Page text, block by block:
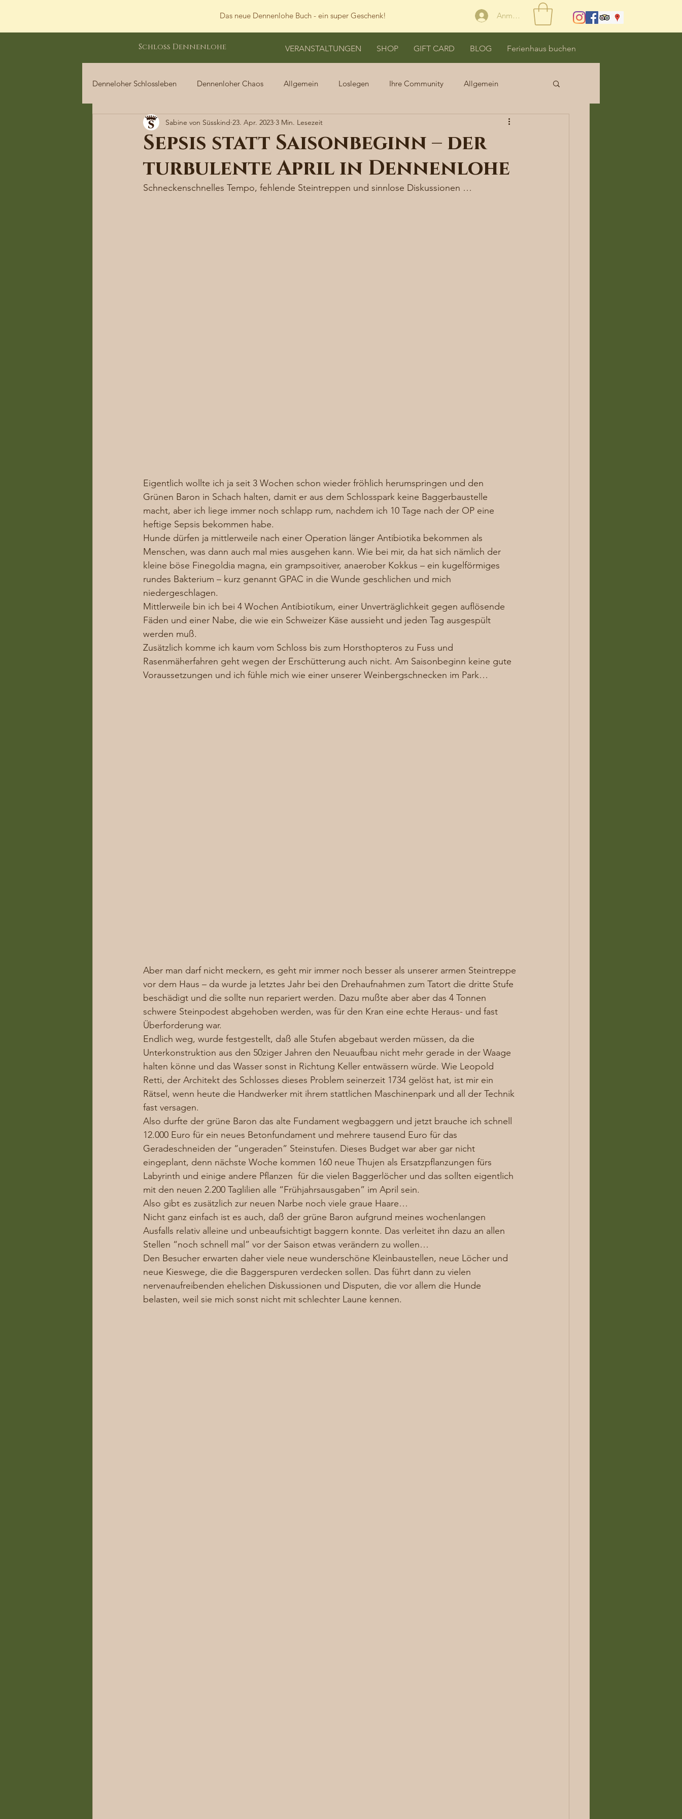
Das neue Dennenlohe Buch - ein super Geschenk! Anmelden
Schloss Dennenlohe VERANSTALTUNGEN SHOP GIFT CARD BLOG Ferienhaus buchen
Denneloher Schlossleben Dennenloher Chaos Allgemein Loslegen Ihre Community Allgemein
Dennenloher Schlossleben
Sepsis statt Saisonbeginn – der
turbulente April in Dennenlohe
Sabine von Süsskind 23. Apr. 2023 3 Min. Lesezeit
Schneckenschnelles Tempo, fehlende Steintreppen und sinnlose Diskussionen …
Eigentlich wollte ich ja seit 3 Wochen schon wieder fröhlich herumspringen und den
Grünen Baron in Schach halten, damit er aus dem Schlosspark keine Baggerbaustelle
macht, aber ich liege immer noch schlapp rum, nachdem ich 10 Tage nach der OP eine
heftige Sepsis bekommen habe.
Hunde dürfen ja mittlerweile nach einer Operation länger Antibiotika bekommen als
Menschen, was dann auch mal mies ausgehen kann. Wie bei mir, da hat sich nämlich der
kleine böse Finegoldia magna, ein grampsoitiver, anaerober Kokkus – ein kugelförmiges
rundes Bakterium – kurz genannt GPAC in die Wunde geschlichen und mich
niedergeschlagen.
Mittlerweile bin ich bei 4 Wochen Antibiotikum, einer Unverträglichkeit gegen auflösende
Fäden und einer Nabe, die wie ein Schweizer Käse aussieht und jeden Tag ausgespült
werden muß.
Zusätzlich komme ich kaum vom Schloss bis zum Horsthopteros zu Fuss und
Rasenmäherfahren geht wegen der Erschütterung auch nicht. Am Saisonbeginn keine gute
Voraussetzungen und ich fühle mich wie einer unserer Weinbergschnecken im Park…
Aber man darf nicht meckern, es geht mir immer noch besser als unserer armen Steintreppe
vor dem Haus – da wurde ja letztes Jahr bei den Drehaufnahmen zum Tatort die dritte Stufe
beschädigt und die sollte nun repariert werden. Dazu mußte aber aber das 4 Tonnen
schwere Steinpodest abgehoben werden, was für den Kran eine echte Heraus- und fast
Überforderung war.
Endlich weg, wurde festgestellt, daß alle Stufen abgebaut werden müssen, da die
Unterkonstruktion aus den 50ziger Jahren den Neuaufbau nicht mehr gerade in der Waage
halten könne und das Wasser sonst in Richtung Keller entwässern würde. Wie Leopold
Retti, der Architekt des Schlosses dieses Problem seinerzeit 1734 gelöst hat, ist mir ein
Rätsel, wenn heute die Handwerker mit ihrem stattlichen Maschinenpark und all der Technik
fast versagen.
Also durfte der grüne Baron das alte Fundament wegbaggern und jetzt brauche ich schnell
12.000 Euro für ein neues Betonfundament und mehrere tausend Euro für das
Geradeschneiden der “ungeraden” Steinstufen. Dieses Budget war aber gar nicht
eingeplant, denn nächste Woche kommen 160 neue Thujen als Ersatzpflanzungen fürs
Labyrinth und einige andere Pflanzen  für die vielen Baggerlöcher und das sollten eigentlich
mit den neuen 2.200 Taglilien alle “Frühjahrsausgaben” im April sein.
Also gibt es zusätzlich zur neuen Narbe noch viele graue Haare…
Nicht ganz einfach ist es auch, daß der grüne Baron aufgrund meines wochenlangen
Ausfalls relativ alleine und unbeaufsichtigt baggern konnte. Das verleitet ihn dazu an allen
Stellen “noch schnell mal” vor der Saison etwas verändern zu wollen…
Den Besucher erwarten daher viele neue wunderschöne Kleinbaustellen, neue Löcher und
neue Kieswege, die die Baggerspuren verdecken sollen. Das führt dann zu vielen
nervenaufreibenden ehelichen Diskussionen und Disputen, die vor allem die Hunde
belasten, weil sie mich sonst nicht mit schlechter Laune kennen.